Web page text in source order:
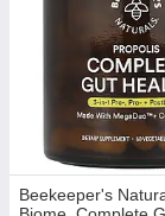
Beekeeper's